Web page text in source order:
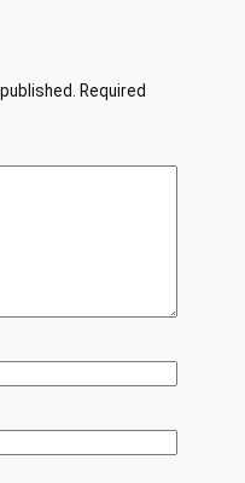
Required